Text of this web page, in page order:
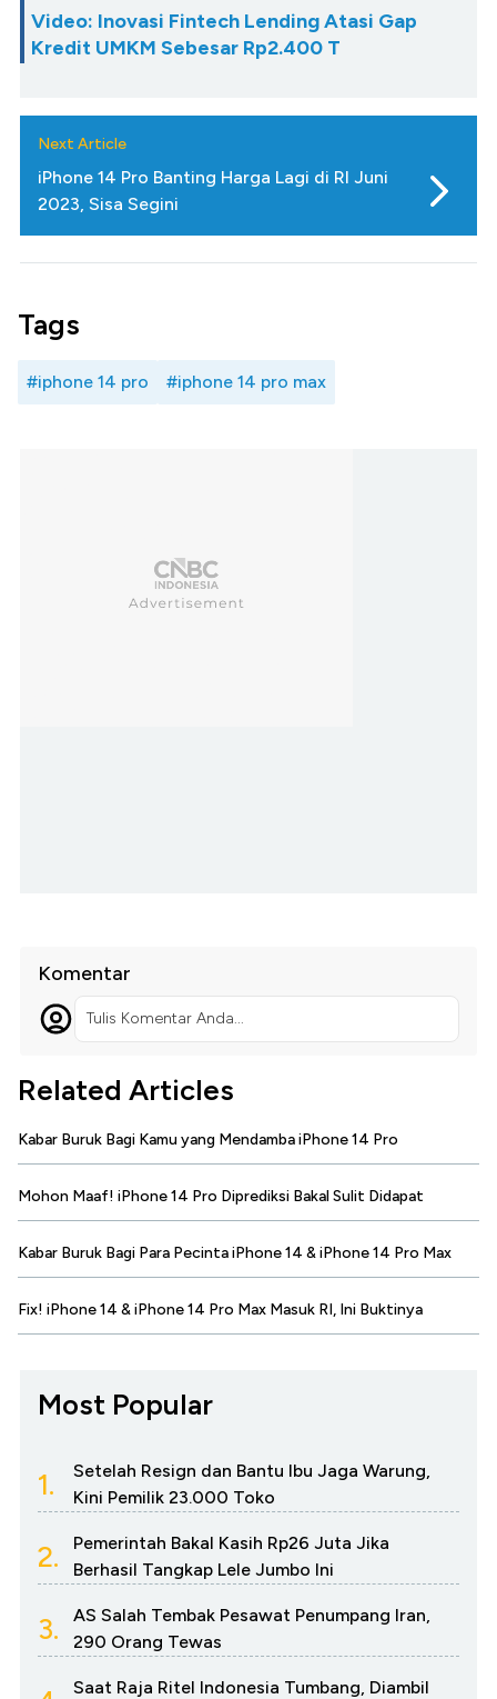
Video: Inovasi Fintech Lending Atasi Gap
Kredit UMKM Sebesar Rp2.400 T
Next Article
iPhone 14 Pro Banting Harga Lagi di RI Juni
2023, Sisa Segini
Tags
#iphone 14 pro #iphone 14 pro max
Komentar
Tulis Komentar Anda...
Related Articles
Kabar Buruk Bagi Kamu yang Mendamba iPhone 14 Pro
Mohon Maaf! iPhone 14 Pro Diprediksi Bakal Sulit Didapat
Kabar Buruk Bagi Para Pecinta iPhone 14 & iPhone 14 Pro Max
Fix! iPhone 14 & iPhone 14 Pro Max Masuk RI, Ini Buktinya
Most Popular
1.
Setelah Resign dan Bantu Ibu Jaga Warung,
Kini Pemilik 23.000 Toko
2.
Pemerintah Bakal Kasih Rp26 Juta Jika
Berhasil Tangkap Lele Jumbo Ini
3.
AS Salah Tembak Pesawat Penumpang Iran,
290 Orang Tewas
Saat Raja Ritel Indonesia Tumbang, Diambil